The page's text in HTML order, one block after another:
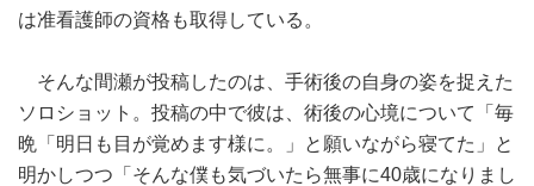
は准看護師の資格も取得している。
そんな間瀬が投稿したのは、手術後の自身の姿を捉えた
ソロショット。投稿の中で彼は、術後の心境について「毎
晩「明日も目が覚めます様に。」と願いながら寝てた」と
明かしつつ「そんな僕も気づいたら無事に40歳になりまし